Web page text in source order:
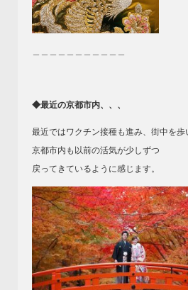
◆最近の京都市内、、、
最近ではワクチン接種も進み、街中を歩
京都市内も以前の活気が少しずつ
戻ってきているように感じます。